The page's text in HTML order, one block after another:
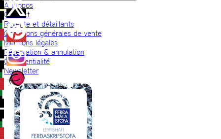
A propos
Contact
Revente et détaillants
Conditions générales de vente
Mentions légales
Réservation & annulation
Confidentialité
Newsletter